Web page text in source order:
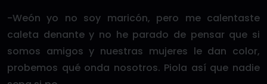
-Weón yo no soy maricón, pero me calentaste
caleta denante y no he parado de pensar que si
somos amigos y nuestras mujeres le dan color,
probemos qué onda nosotros. Piola así que nadie